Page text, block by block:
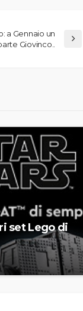
a Gennaio un
Giovinco..
set Lego di